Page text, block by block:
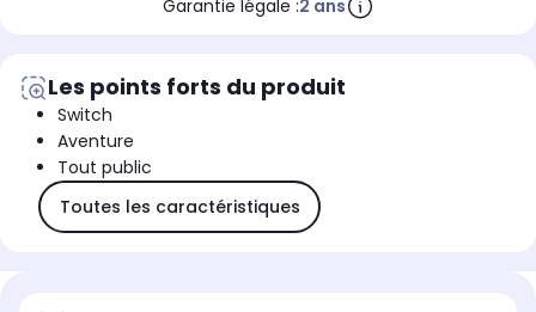
Garantie légale :2 ans
Les points forts du produit
Switch
Aventure
Tout public
Toutes les caractéristiques